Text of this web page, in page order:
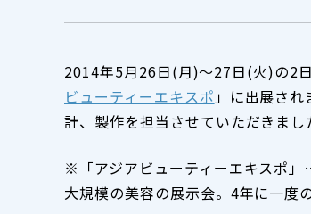
2014年5月26日(月)～27日(火)の2
ビューティーエキスポ」に出展され
計、製作を担当させていただきまし
※「アジアビューティーエキスポ
大規模の美容の展示会。4年に一度